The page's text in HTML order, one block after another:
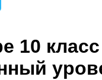
10 класс